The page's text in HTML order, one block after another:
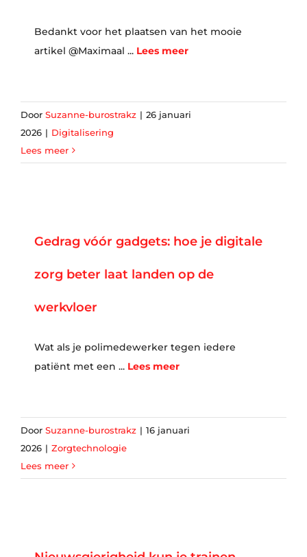
Bedankt voor het plaatsen van het mooie
artikel @Maximaal ... Lees meer
Door Suzanne-burostrakz | 26 januari
2026 | Digitalisering
Lees meer
Gedrag vóór gadgets: hoe je digitale
zorg beter laat landen op de
werkvloer
Wat als je polimedewerker tegen iedere
patiënt met een ... Lees meer
Door Suzanne-burostrakz | 16 januari
2026 | Zorgtechnologie
Lees meer